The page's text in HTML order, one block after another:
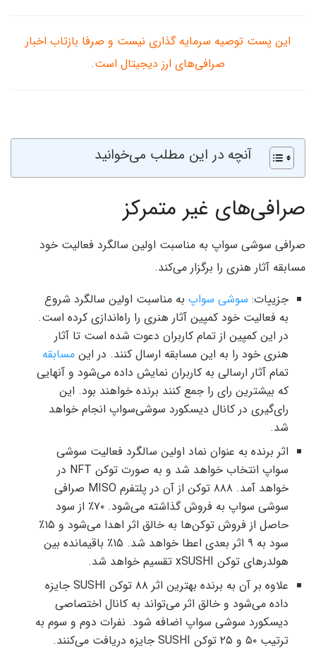
این پست توصیه سرمایه گذاری نیست و صرفا بازتاب اخبار
صرافی‌های ارز دیجیتال است.
آنچه در این مطلب می‌خوانید
صرافی‌های غیر متمرکز
صرافی سوشی سواپ به مناسبت اولین سالگرد فعالیت خود
مسابقه آثار هنری را برگزار می‌کند.
جزییات: سوشی سواپ به مناسبت اولین سالگرد شروع
به فعالیت خود کمپین آثار هنری را راه‌اندازی کرده است.
در این کمپین از تمام کاربران دعوت شده است تا آثار
هنری خود را به این مسابقه ارسال کنند. در این مسابقه
تمام آثار ارسالی به کاربران نمایش داده می‌شود و آنهایی
که بیشترین رای را جمع کنند برنده خواهند بود. این
رای‌گیری در کانال دیسکورد سوشی‌سواپ انجام خواهد
شد.
اثر برنده به عنوان نماد اولین سالگرد فعالیت سوشی
سواپ انتخاب خواهد شد و به صورت توکن NFT در
خواهد آمد. ۸۸۸ توکن از آن در پلتفرم MISO صرافی
سوشی سواپ به فروش گذاشته می‌شود. ۷۰٪ از سود
حاصل از فروش توکن‌ها به خالق اثر اهدا می‌شود و ۱۵٪
سود به ۹ اثر بعدی اعطا خواهد شد. ۱۵٪ باقیمانده بین
هولدرهای توکن xSUSHI تقسیم خواهد شد.
علاوه بر آن به برنده بهترین اثر ۸۸ توکن SUSHI جایزه
داده می‌شود و خالق اثر می‌تواند به کانال اختصاصی
دیسکورد سوشی سواپ اضافه شود. نفرات دوم و سوم به
ترتیب ۵۰ و ۲۵ توکن SUSHI جایزه دریافت می‌کنند.